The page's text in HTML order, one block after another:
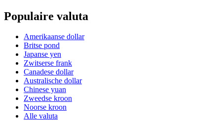
Populaire valuta
Amerikaanse dollar
Britse pond
Japanse yen
Zwitserse frank
Canadese dollar
Australische dollar
Chinese yuan
Zweedse kroon
Noorse kroon
Alle valuta